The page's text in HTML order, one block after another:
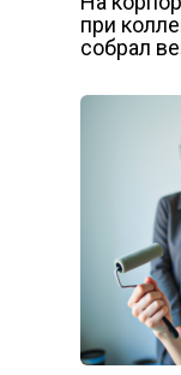
при
собрал